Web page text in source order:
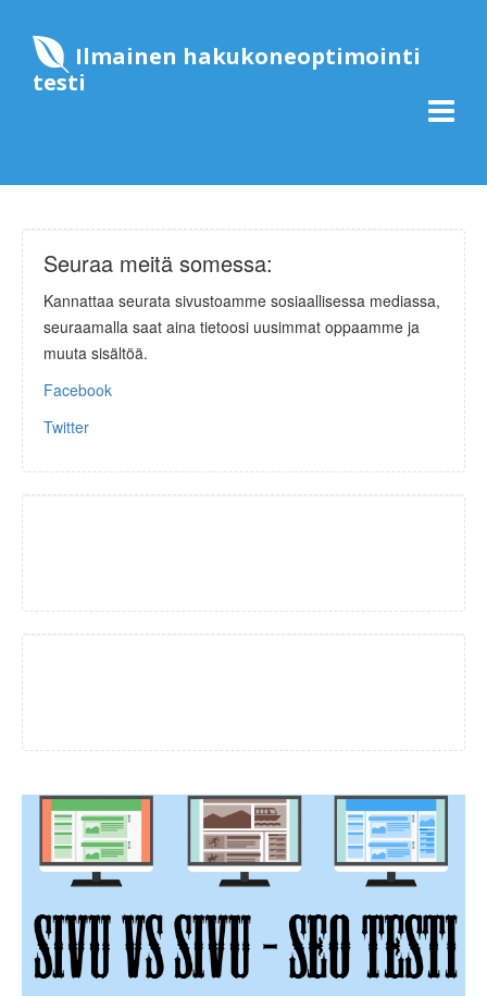
Ilmainen hakukoneoptimointi
testi
Seuraa meitä somessa:
Kannattaa seurata sivustoamme sosiaallisessa mediassa,
seuraamalla saat aina tietoosi uusimmat oppaamme ja
muuta sisältöä.
Facebook
Twitter